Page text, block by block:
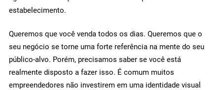
estabelecimento.
Queremos que você venda todos os dias. Queremos que o
seu negócio se torne uma forte referência na mente do seu
público-alvo. Porém, precisamos saber se você está
realmente disposto a fazer isso. É comum muitos
empreendedores não investirem em uma identidade visual